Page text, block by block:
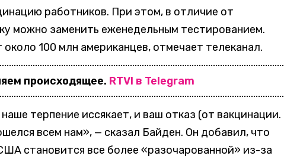
работников. При этом, в отличие от
можно заменить еженедельным тестированием.
100 млн американцев, отмечает телеканал.
происходящее. RTVI в Telegram
терпение иссякает, и ваш отказ (от вакцинации.
всем нам», — сказал Байден. Он добавил, что
становится все более «разочарованной» из-за